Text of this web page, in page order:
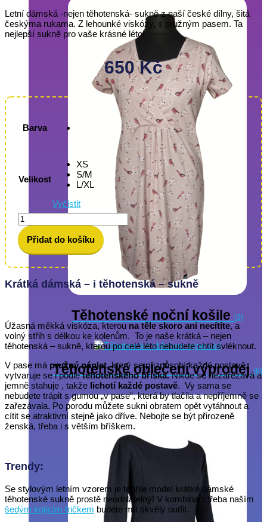
Těhotenské noční košile (3)
Těhotenské oblečení výprodej(6)
Letní dámská -nejen těhotenská- sukně z naší české dílny, šitá
českýma rukama. Z lehounké viskózy, s pružným pasem. Ta
nejlepší sukně pro vaše krásné léto!
650Kč
Barva
Velikost
XS
S/M
L/XL
Vyčistit
Krátká
dámská
těhotenská
sukně
modrošedá
množství
Přidat do košíku
Krátká dámská – i těhotenská – sukně
Úžasná měkká viskóza, kterouna těle skoro ani necítíte, a
volný střih s délkou ke kolenům. To je naše krátká – nejen
těhotenská – sukně, kterou po celé léto nebudete chtít svléknout.
V pase má pružný náplet, který se přizpůsobí každé postavě,
vytvaruje se i podletěhotenského bříška.Nikde se nezařezává a
jemně stahuje , takže lichotí každé postavě. Vy sama se
nebudete trápit s gumou „v pase“, která by tlačila a nepříjemně se
zařezávala. Po porodu můžete sukni obratem opět vytáhnout a
cítit se atraktivní stejně jako dříve. Nebojte se být přirozeně
ženská, třeba i s větším bříškem.
Trendy:
Se stylovým letním vzorem je tenhle model krátké dámské
těhotenské sukně prostě neodolatelný! V kombinaci třeba naším
šedým kojícím tričkem budete mít skvělý outfit.